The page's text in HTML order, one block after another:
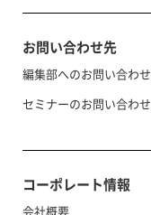
お問い合わせ先
編集部へのお問い合わせ
セミナーのお問い合わせ
コーポレート情報
会社概要